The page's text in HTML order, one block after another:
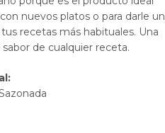
nuevos platos o para darle un
recetas más habituales. Una
de cualquier receta.